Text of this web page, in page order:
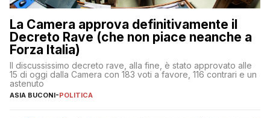
La Camera approva definitivamente il
Decreto Rave (che non piace neanche a
Forza Italia)
Il discussissimo decreto rave, alla fine, è stato approvato alle
15 di oggi dalla Camera con 183 voti a favore, 116 contrari e un
astenuto
ASIA BUCONI-POLITICA